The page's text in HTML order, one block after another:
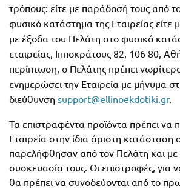
Χάρτες
Πανεπιστημιακά
Ορθόδοξα
χριστιανικά
Ξένες
γλώσσες
Τάξη
Δ΄
Τάξη
Ε΄
Τάξη
ΣΤ΄
Τάξη
Γυμνάσιο
τρόπους: είτε με παράδοσή τους από
φυσικό κατάστημα της Εταιρείας είτε
με έξοδα του Πελάτη στο φυσικό
εταιρείας, Ιπποκράτους 82, 106 80,
περίπτωση, ο Πελάτης πρέπει
ενημερώσει την Εταιρεία με μήνυμα
διεύθυνση support@ellinoekdotiki.gr.
Τα επιστραφέντα προϊόντα πρέπει να
Εταιρεία στην ίδια άριστη κατάσταση
παρελήφθησαν από τον Πελάτη και με
συσκευασία τους. Οι επιστροφές, για
θα πρέπει να συνοδεύονται από το